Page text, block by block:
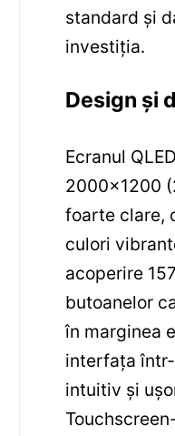
standard și
investiția.
Design și
Ecranul
2000×1200
foarte clare,
culori
acoperire
butoanelor
în marginea
interfața
intuitiv și